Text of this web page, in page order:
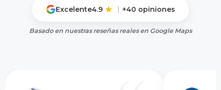
Excelente4.9 | +40 opiniones
Basado en nuestras reseñas reales en Google Maps